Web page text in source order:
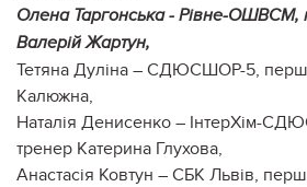
Олена Таргонська - Рівне-ОШВСМ,
Валерій Жартун,
Тетяна Дуліна – СДЮСШОР-5,
Калюжна,
Наталія Денисенко – ІнтерХім-
тренер Катерина Глухова,
Анастасія Ковтун – СБК Львів,